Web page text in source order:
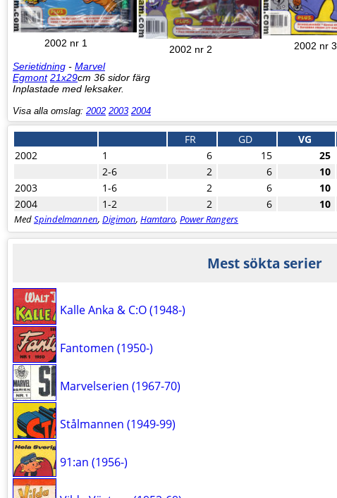
2002 nr 1
2002 nr 2 2002 nr 3
Serietidning - Marvel
Egmont 21x29cm 36 sidor färg
Inplastade med leksaker.
Visa alla omslag: 2002 2003 2004
FR GD VG
2002
1 6 15 25
2-6
2 6 10
2003
1-6 2 6 10
2004
1-2 2 6 10
MedSpindelmannen, Digimon, Hamtaro, Power Rangers
Mest sökta serier
Kalle Anka & C:O (1948-)
Fantomen (1950-)
Marvelserien (1967-70)
Stålmannen (1949-99)
91:an (1956-)